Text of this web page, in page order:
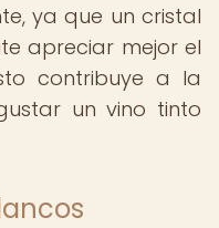
ya que un cristal
apreciar mejor el
contribuye a la
un vino tinto